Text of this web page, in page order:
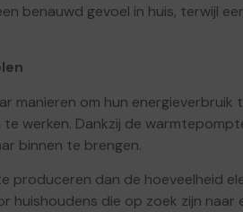
benauwd gevoel in huis, terwijl
manieren om hun energieverbruik
werken. Dankzij de
binnen te brengen.
produceren dan de hoeveelheid
die op zoek zijn naar